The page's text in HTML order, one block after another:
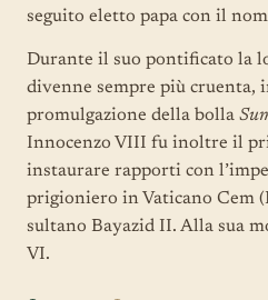
seguito eletto papa con il
Durante il suo pontificato la
divenne sempre più cruenta,
promulgazione della bolla
Innocenzo VIII fu inoltre il
instaurare rapporti con
prigioniero in Vaticano Cem
sultano Bayazid II. Alla sua
VI.